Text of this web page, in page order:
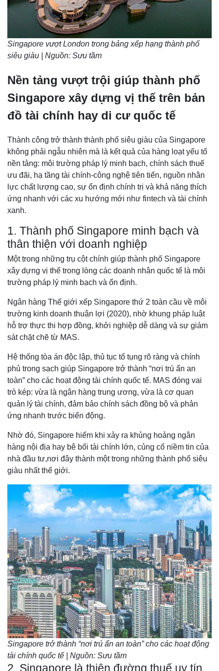
Singapore vượt London trong bảng xếp hạng thành phố
siêu giàu | Nguồn: Sưu tầm
Nền tảng vượt trội giúp thành phố
Singapore xây dựng vị thế trên bản
đồ tài chính hay di cư quốc tế
Thành công trở thành thành phố siêu giàu của Singapore
không phải ngẫu nhiên mà là kết quả của hàng loạt yếu tố
nền tảng: môi trường pháp lý minh bạch, chính sách thuế
ưu đãi, hạ tầng tài chính-công nghệ tiên tiến, nguồn nhân
lực chất lượng cao, sự ổn định chính trị và khả năng thích
ứng nhanh với các xu hướng mới như fintech và tài chính
xanh.
1. Thành phố Singapore minh bạch và
thân thiện với doanh nghiệp
Một trong những trụ cột chính giúp thành phố Singapore
xây dựng vị thế trong lòng các doanh nhân quốc tế là môi
trường pháp lý minh bạch và ổn định.
Ngân hàng Thế giới xếp Singapore thứ 2 toàn cầu về môi
trường kinh doanh thuận lợi (2020), nhờ khung pháp luật
hỗ trợ thực thi hợp đồng, khởi nghiệp dễ dàng và sự giám
sát chặt chẽ từ MAS.
Hệ thống tòa án độc lập, thủ tục tố tụng rõ ràng và chính
phủ trong sạch giúp Singapore trở thành “nơi trú ẩn an
toàn” cho các hoạt động tài chính quốc tế. MAS đóng vai
trò kép: vừa là ngân hàng trung ương, vừa là cơ quan
quản lý tài chính, đảm bảo chính sách đồng bộ và phản
ứng nhanh trước biến động.
Nhờ đó, Singapore hiếm khi xảy ra khủng hoảng ngân
hàng nội địa hay bê bối tài chính lớn, củng cố niềm tin của
nhà đầu tư,nơi đây thành một trong những thành phố siêu
giàu nhất thế giới.
Singapore trở thành “nơi trú ẩn an toàn” cho các hoạt động
tài chính quốc tế | Nguồn: Sưu tầm
2. Singapore là thiên đường thuế uy tín